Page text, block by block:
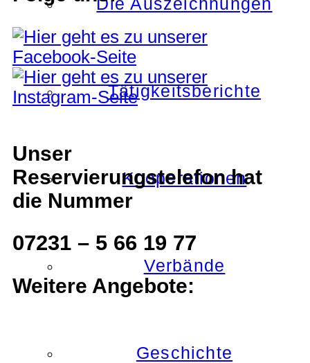
Tätigkeitsberichte
Kooperationen
Verbände
Geschichte
Unser
Reservierungstelefon hat
die Nummer
07231 – 5 66 19 77
Weitere Angebote: